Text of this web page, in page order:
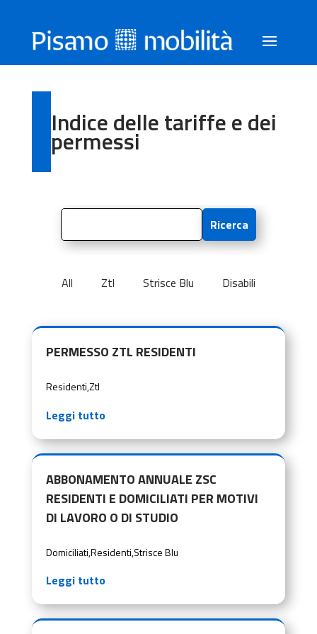
Indice delle tariffe e dei
permessi
Ricerca
All Ztl Strisce Blu Disabili
PERMESSO ZTL RESIDENTI
Residenti,Ztl
Leggi tutto
ABBONAMENTO ANNUALE ZSC
RESIDENTI E DOMICILIATI PER MOTIVI
DI LAVORO O DI STUDIO
Domiciliati,Residenti,Strisce Blu
Leggi tutto